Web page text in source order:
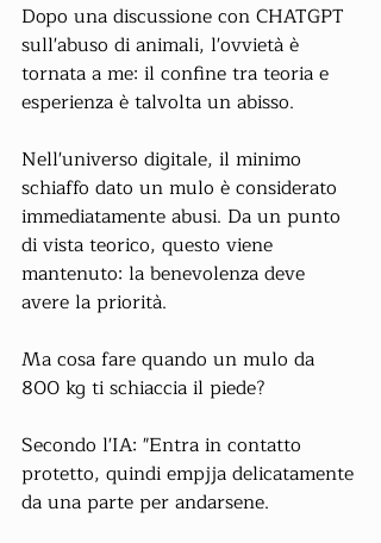
Dopo una discussione con CHATGPT
sull'abuso di animali, l'ovvietà è
tornata a me: il confine tra teoria e
esperienza è talvolta un abisso.
Nell'universo digitale, il minimo
schiaffo dato un mulo è considerato
immediatamente abusi. Da un punto
di vista teorico, questo viene
mantenuto: la benevolenza deve
avere la priorità.
Ma cosa fare quando un mulo da
800 kg ti schiaccia il piede?
Secondo l'IA: "Entra in contatto
protetto, quindi empjja delicatamente
da una parte per andarsene.